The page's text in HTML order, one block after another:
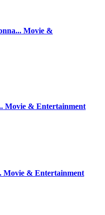
Movie &
Movie & Entertainment
Movie & Entertainment